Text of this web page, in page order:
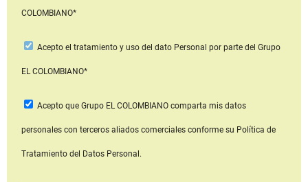
COLOMBIANO*
Acepto el tratamiento y uso del dato Personal por parte del Grupo
EL COLOMBIANO*
Acepto que Grupo EL COLOMBIANOcomparta mis datos
personales con terceros aliados comerciales conforme su Política de
Tratamiento del Datos Personal.